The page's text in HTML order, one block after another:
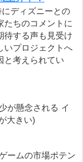
ディズニーとの
たちのコメントに
待する声も見受け
いプロジェクトへ
と考えられてい
が懸念される イ
大きい)
ームの市場ポテン